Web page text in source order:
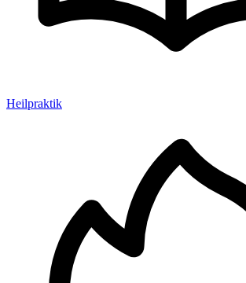
Heilpraktik